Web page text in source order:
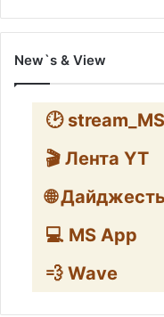
New`s & View
🕑 stream_MS
🎬 Лента YT
🌐
💻 MS App
💨 Wave